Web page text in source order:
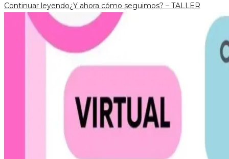
Continuar leyendo¿Y ahora cómo seguimos? – TALLER